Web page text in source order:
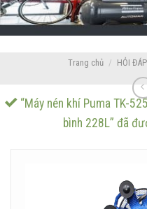
Trang chủ / HỎI ĐÁP
“Máy nén khí Puma TK-
bình 228L” đã